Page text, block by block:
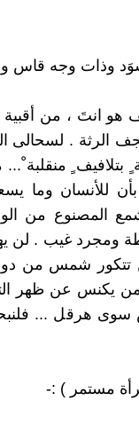
وذات وجه
هو انتَ ، من
. لسحالى
بتلافيف ٍ منقلبة
للأنسان وما
المصنوع من
ومجرد غيب . لن
تتكور شمس من
من يكنس عن ظهر
سوى هرقل ...
مستمر ) :-